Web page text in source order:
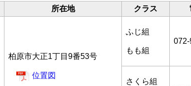
所在地 クラス
柏原市大正1丁目9番53号
位置図
ふじ組
もも組
さくら組